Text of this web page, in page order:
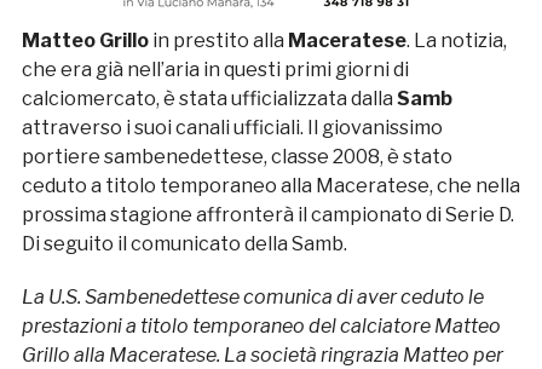
Matteo Grilloin prestito alla Maceratese. La notizia,
che era già nell’aria in questi primi giorni di
calciomercato, è stata ufficializzata dalla Samb
attraverso i suoi canali ufficiali. Il giovanissimo
portiere sambenedettese, classe 2008, è stato
ceduto a titolo temporaneo alla Maceratese, che nella
prossima stagione affronterà il campionato di Serie D.
Di seguito il comunicato della Samb.
La U.S. Sambenedettese comunica di aver ceduto le
prestazioni a titolo temporaneo del calciatore Matteo
Grillo alla Maceratese. La società ringrazia Matteo per